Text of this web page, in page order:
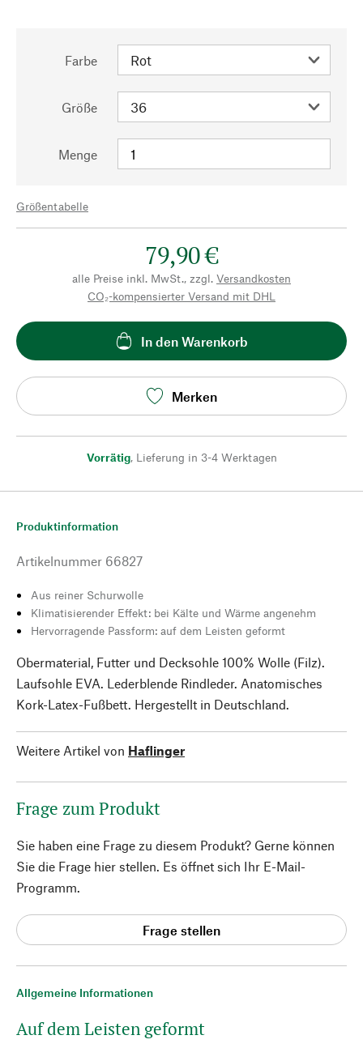
Farbe
Größe
Menge
Größentabelle
79,90 €
alle Preise inkl. MwSt., zzgl. Versandkosten
CO₂-kompensierter Versand mit DHL
In den Warenkorb
Merken
Vorrätig, Lieferung in 3-4 Werktagen
Allgemeine Informationen
Auf dem Leisten geformt
Produktinformation
Artikelnummer 66827
Aus reiner Schurwolle
Klimatisierender Effekt: bei Kälte und Wärme angenehm
Hervorragende Passform: auf dem Leisten geformt
Obermaterial, Futter und Decksohle 100% Wolle (Filz).
Laufsohle EVA. Lederblende Rindleder. Anatomisches
Kork-Latex-Fußbett. Hergestellt in Deutschland.
Weitere Artikel von Haflinger
Frage zum Produkt
Sie haben eine Frage zu diesem Produkt? Gerne können
Sie die Frage hier stellen. Es öffnet sich Ihr E-Mail-
Programm.
Frage stellen